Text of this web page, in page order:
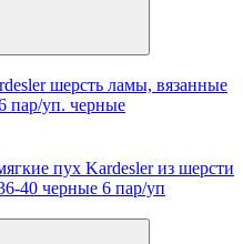
шерсть ламы, вязанные
пар/уп. черные